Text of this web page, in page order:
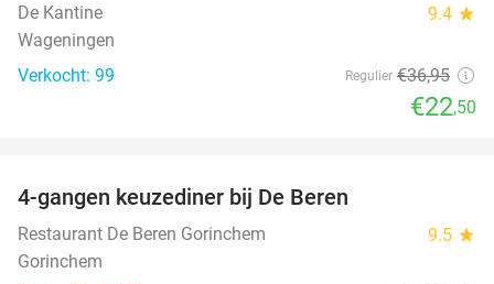
De Kantine 9.4 star
Wageningen
Verkocht: 99
Regulier €36,95
€22,50
4-gangen keuzediner bij De Beren
Restaurant De Beren Gorinchem 9.5 star
Gorinchem